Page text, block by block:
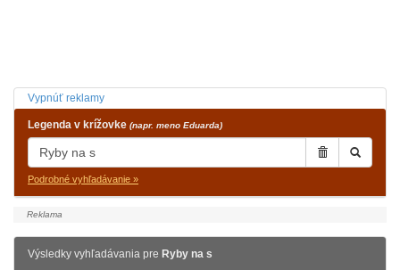
Vypnúť reklamy
Legenda v krížovke (napr. meno Eduarda)
Podrobné vyhľadávanie »
Výsledky vyhľadávania pre Ryby na s